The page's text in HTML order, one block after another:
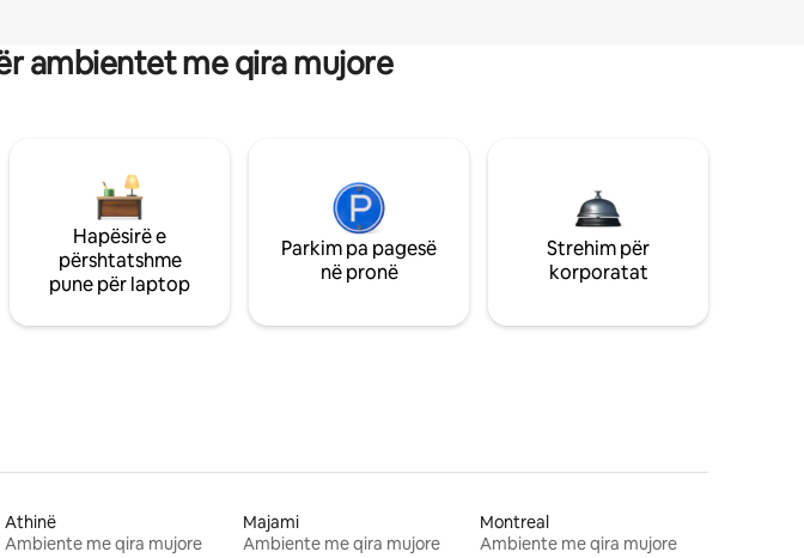
ambientet me qira mujore
Hapësirë e
përshtatshme
pune për laptop
Parkim pa pagesë
në pronë
Strehim për
korporatat
Athinë
Ambiente me qira mujore
Majami
Ambiente me qira mujore
Montreal
Ambiente me qira mujore